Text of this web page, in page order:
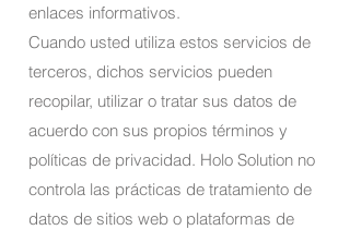
enlaces informativos.
Cuando usted utiliza estos servicios de
terceros, dichos servicios pueden
recopilar, utilizar o tratar sus datos de
acuerdo con sus propios términos y
políticas de privacidad. Holo Solution no
controla las prácticas de tratamiento de
datos de sitios web o plataformas de